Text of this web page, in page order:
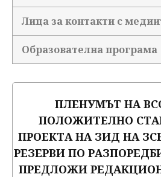
Лица за контакти с
Образователна програма
ПЛЕНУМЪТ НА
ПОЛОЖИТЕЛНО
ПРОЕКТА НА ЗИД НА
РЕЗЕРВИ ПО
ПРЕДЛОЖИ